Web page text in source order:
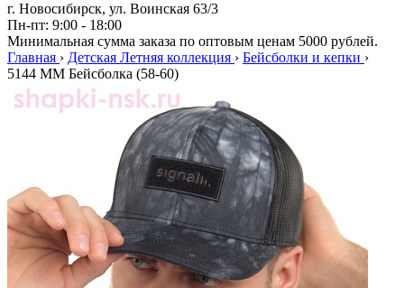
г. Новосибирск, ул. Воинская 63/3
Пн-пт: 9:00 - 18:00
Минимальная сумма заказа по оптовым ценам 5000 рублей.
Главная › Детская Летняя коллекция › Бейсболки и кепки ›
5144 MM Бейсболка (58-60)